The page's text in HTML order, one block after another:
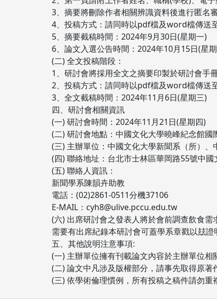
3、摘要將刪除作者相關辨識資料後進行匿名審
4、投稿方式：請同時以pdf檔及word檔傳送
5、摘要截稿時間：2024年9月30日(星期一)
6、論文入選公告時間：2024年10月15日(星
(二) 全文投稿階段：
1、研討會將採用全文之摘要印製於研討會手
2、投稿方式：請同時以pdf檔及word檔傳送
3、全文截稿時間：2024年11月6日(星期三)
四、研討會相關資訊
(一) 研討會時間：2024年11月21日(星期四)
(二) 研討會地點：中國文化大學曉峰紀念館國
(三) 主辦單位：中國文化大學新聞系（所）
(四) 聯絡地址：台北市士林區華岡路55號中
(五) 聯絡人資訊：
新聞學系陳韻卉助教
電話：(02)2861-0511分機37106
E-MAIL：cyh8@ulive.pccu.edu.tw
(六) 出席研討會之發表人將於會前調查飲食
需要有出席紀錄本研討會可蓋學系章戳以玆證
五、其他說明注意事項:
(一) 主辦單位擁有刊載論文內容於主辦單位
(二) 論文中凡涉及版權部分，請事先取得原著
(三) 依學術倫理慣例，所有投稿之稿件請勿重